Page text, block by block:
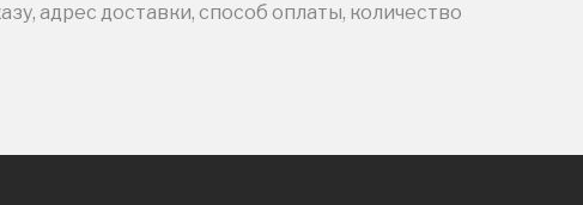
адрес доставки, способ оплаты, количество